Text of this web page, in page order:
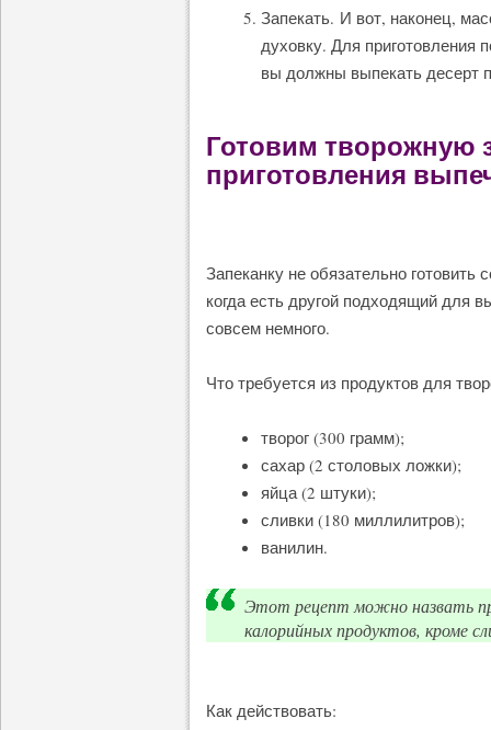
Запекать. И вот, наконец,
духовку. Для приготовления
вы должны выпекать десерт
Готовим творожную
приготовления
Запеканку не обязательно
когда есть другой подходящий для
совсем немного.
Что требуется из продуктов для
творог (300 грамм);
сахар (2 столовых ложки);
яйца (2 штуки);
сливки (180 миллилитров);
ванилин.
Этот рецепт можно назвать
калорийных продуктов, кроме
Как действовать: